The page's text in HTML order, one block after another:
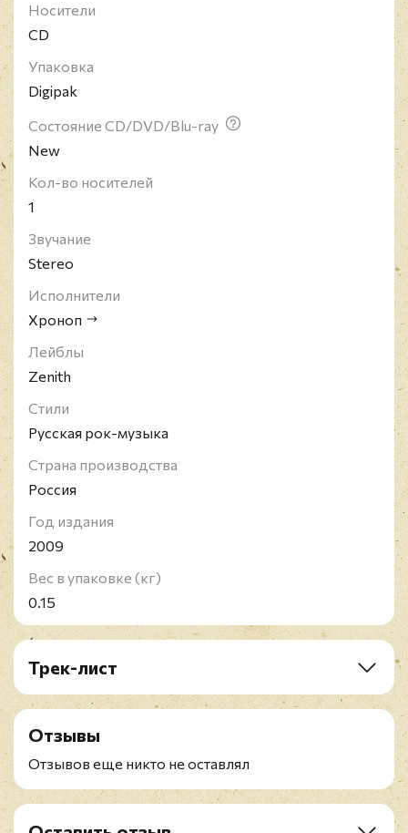
Носители
CD
Упаковка
Digipak
Состояние CD/DVD/Blu-ray
New
Кол-во носителей
1
Звучание
Stereo
Исполнители
Хроноп
Лейблы
Zenith
Стили
Русская рок-музыка
Страна производства
Россия
Год издания
2009
Вес в упаковке (кг)
0.15
Трек-лист
1. Даже если на это уйдет вся моя жизнь
2. Стоять
3. Венецианская
4. Протрезветь
6. Мы
7. В руках дурака
Отзывы
Отзывов еще никто не оставлял